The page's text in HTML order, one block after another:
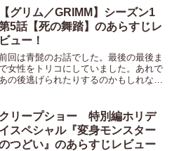
ネタバレも含みますのでご注意下さ
い！！※第1話『アングレイ...
【グリム／GRIMM】シーズン1
5話【死の舞踏】のあらすじレ
ビュー！
回は青髭のお話でした。最後の最後ま
女性をトリコにしていました。あれで
の後逃げられたりするのかもしれない
らすじ車の中でネズミに食べ尽くされ骨
になっている教師が見つか...
クリープショー 特別編ホリデ
イスペシャル『変身モンスター
つどい』のあらすじレビュー